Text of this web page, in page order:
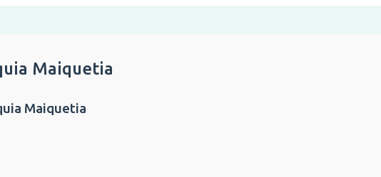
Maiquetia
Maiquetia